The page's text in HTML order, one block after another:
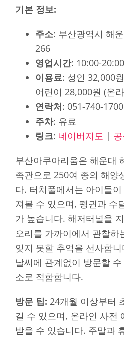
기본 정보:
주소: 부산광역시 해
266
영업시간: 10:00-
이용료: 성인 32,000
어린이 28,000원 (온
연락처: 051-740-1700
주차: 유료
링크: 네이버지도 |
부산아쿠아리움은 해운대
족관으로 250여 종의 해양
다. 터치풀에서는 아이들
져볼 수 있으며, 펭귄과 수
가 높습니다. 해저터널을
오리를 가까이에서 관찰하
잊지 못할 추억을 선사합
날씨에 관계없이 방문할
소로 적합합니다.
방문 팁: 24개월 이상부터
길 수 있으며, 온라인 사전
받을 수 있습니다. 주말과